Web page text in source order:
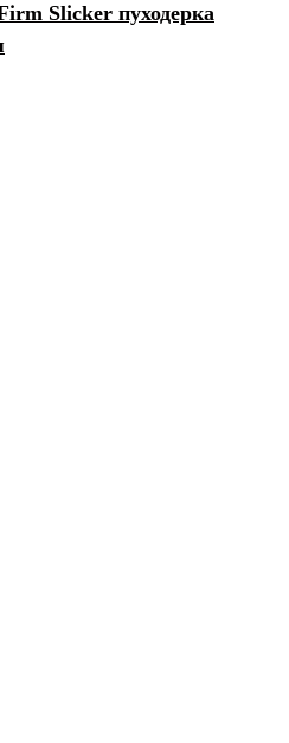
Slicker пуходерка